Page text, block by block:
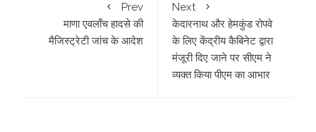
Prev
माणा एवलॉंच हादसे की
मैजिस्ट्रेटी जांच के आदेश
Next
केदारनाथ और हेमकुंड रोपवे
के लिए केंद्रीय कैबिनेट द्वारा
मंजूरी दिए जाने पर सीएम ने
व्यक्त किया पीएम का आभार